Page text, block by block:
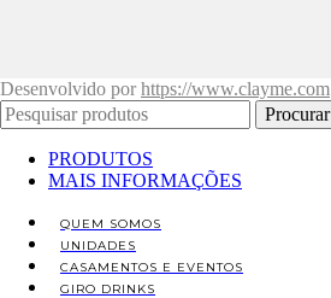
Desenvolvido por https://www.clayme.com
Procurar
PRODUTOS
MAIS INFORMAÇÕES
QUEM SOMOS
UNIDADES
CASAMENTOS E EVENTOS
GIRO DRINKS